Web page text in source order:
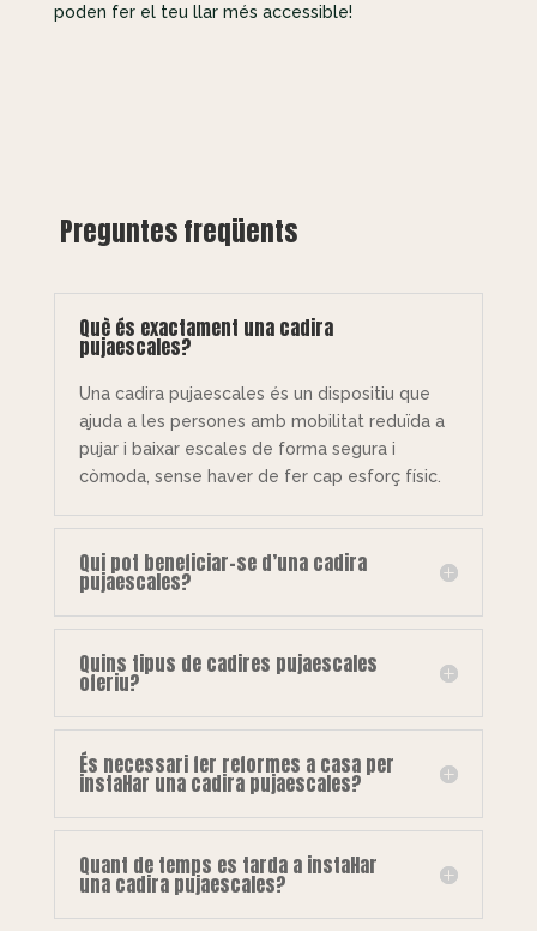
poden fer el teu llar més accessible!
Preguntes freqüents
Què és exactament una cadira
pujaescales?
Una cadira pujaescales és un dispositiu que
ajuda a les persones amb mobilitat reduïda a
pujar i baixar escales de forma segura i
còmoda, sense haver de fer cap esforç físic.
Qui pot beneficiar-se d’una cadira
pujaescales?
Quins tipus de cadires pujaescales
oferiu?
És necessari fer reformes a casa per
instal·lar una cadira pujaescales?
Quant de temps es tarda a instal·lar
una cadira pujaescales?